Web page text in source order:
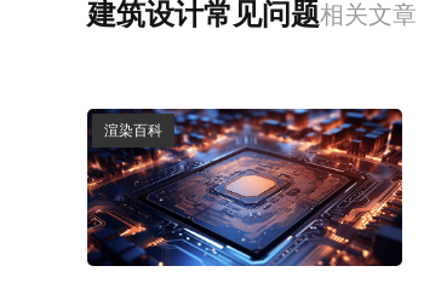
建筑设计常见问题相关文章
渲染百科